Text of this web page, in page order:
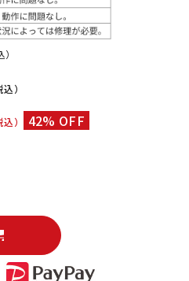
）
込）
込） 42% OFF